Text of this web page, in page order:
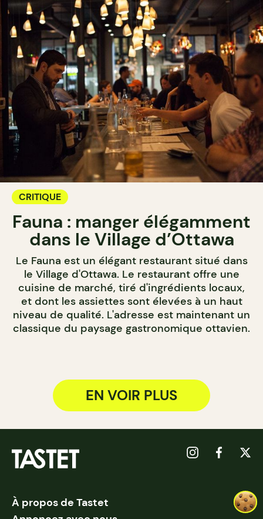
CRITIQUE
Fauna : manger élégamment
dans le Village d’Ottawa
Le Fauna est un élégant restaurant situé dans
le Village d'Ottawa. Le restaurant offre une
cuisine de marché, tiré d'ingrédients locaux,
et dont les assiettes sont élevées à un haut
niveau de qualité. L'adresse est maintenant un
classique du paysage gastronomique ottavien.
EN VOIR PLUS
À propos de Tastet